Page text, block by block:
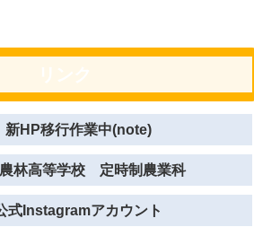
新HP移行作業中(note)
林高等学校 定時制農業科
式Instagramアカウント